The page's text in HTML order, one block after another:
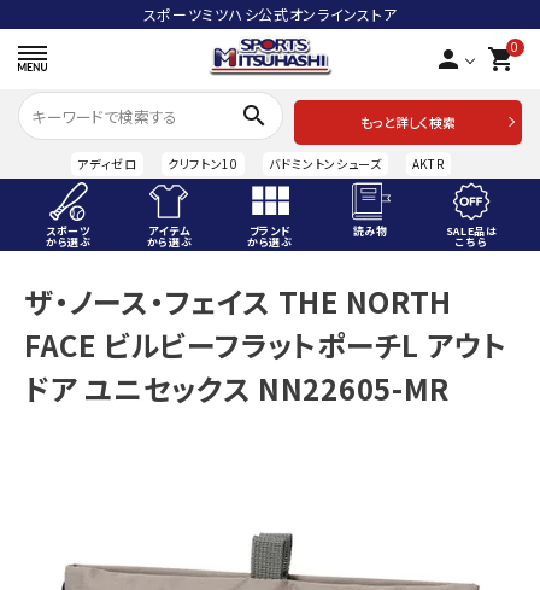
スポーツミツハシ公式オンラインストア
person 0
shopping_cart
search
もっと詳しく検索
アディゼロ クリフトン10 バドミントンシューズ AKTR
スポーツ
から選ぶ
アイテム
から選ぶ
ブランド
から選ぶ
読み物 SALE品は
こちら
ACCOUNT MENU
ようこそ ゲスト 様
meeting_room ログイン person 会員登録
ブランドから選ぶ
ザ・ノース・フェイス THE NORTH
FACE ビルビーフラットポーチL アウト
ドア ユニセックス NN22605-MR